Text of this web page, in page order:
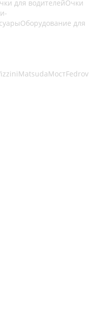
для водителейОчки
Оборудование для
MatsudaМостFedrov